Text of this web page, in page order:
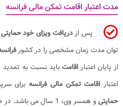
مدت اعتبار اقامت تمکن مالی فرانسه
پس ازدریافت ویزای خود
توان مدت زمان مشخصی را در کشور
از پایان اعتباراقامتباید نسبت به
اعتبار اقامت تمکن مالی فرانسه برای
حمایتیو همسر وی، 1 سال می باشد. در صورتی که اعتبار